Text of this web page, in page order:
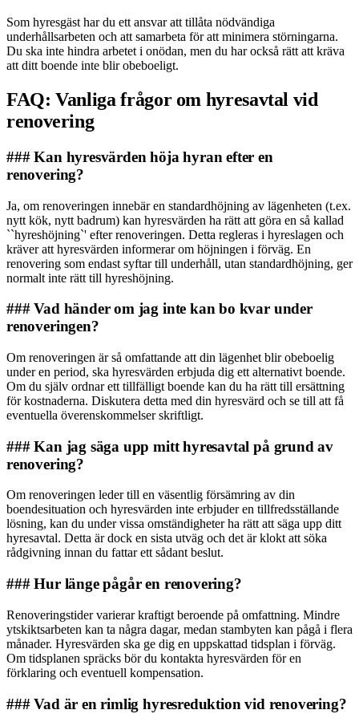
Som hyresgäst har du ett ansvar att tillåta nödvändiga
underhållsarbeten och att samarbeta för att minimera störningarna.
Du ska inte hindra arbetet i onödan, men du har också rätt att kräva
att ditt boende inte blir obeboeligt.
FAQ: Vanliga frågor om hyresavtal vid
renovering
### Kan hyresvärden höja hyran efter en
renovering?
Ja, om renoveringen innebär en standardhöjning av lägenheten (t.ex.
nytt kök, nytt badrum) kan hyresvärden ha rätt att göra en så kallad
``hyreshöjning`' efter renoveringen. Detta regleras i hyreslagen och
kräver att hyresvärden informerar om höjningen i förväg. En
renovering som endast syftar till underhåll, utan standardhöjning, ger
normalt inte rätt till hyreshöjning.
### Vad händer om jag inte kan bo kvar under
renoveringen?
Om renoveringen är så omfattande att din lägenhet blir obeboelig
under en period, ska hyresvärden erbjuda dig ett alternativt boende.
Om du själv ordnar ett tillfälligt boende kan du ha rätt till ersättning
för kostnaderna. Diskutera detta med din hyresvärd och se till att få
eventuella överenskommelser skriftligt.
### Kan jag säga upp mitt hyresavtal på grund av
renovering?
Om renoveringen leder till en väsentlig försämring av din
boendesituation och hyresvärden inte erbjuder en tillfredsställande
lösning, kan du under vissa omständigheter ha rätt att säga upp ditt
hyresavtal. Detta är dock en sista utväg och det är klokt att söka
rådgivning innan du fattar ett sådant beslut.
### Hur länge pågår en renovering?
Renoveringstider varierar kraftigt beroende på omfattning. Mindre
ytskiktsarbeten kan ta några dagar, medan stambyten kan pågå i flera
månader. Hyresvärden ska ge dig en uppskattad tidsplan i förväg.
Om tidsplanen spräcks bör du kontakta hyresvärden för en
förklaring och eventuell kompensation.
### Vad är en rimlig hyresreduktion vid renovering?